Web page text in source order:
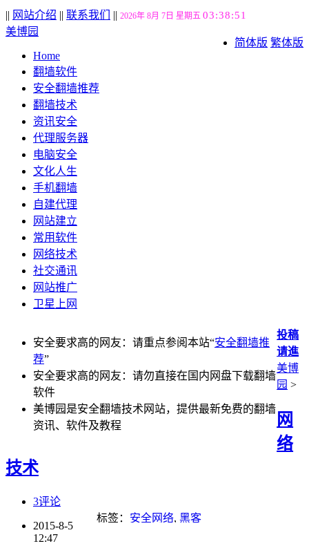
|| 网站介绍 || 联系我们 || 2026年 8月 7日 星期五 03:38:52
简体版 繁体版
美博园
Home
翻墙软件
安全翻墙推荐
翻墙技术
资讯安全
代理服务器
电脑安全
文化人生
手机翻墙
自建代理
网站建立
常用软件
网络技术
社交通讯
网站推广
卫星上网
安全要求高的网友：请重点参阅本站“安全翻墙推
荐”
安全要求高的网友：请勿直接在国内网盘下载翻墙
软件
美博园是安全翻墙技术网站，提供最新免费的翻墙
资讯、软件及教程
投稿
请進
美博
园 >
网
络
技术
3评论
标签： 安全网络, 黑客
2015-8-5
12:47